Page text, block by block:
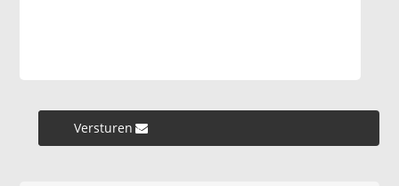
Versturen »